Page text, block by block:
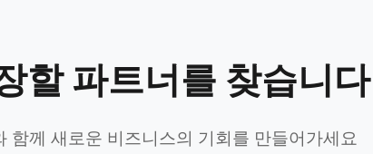
할 파트너를 찾습니다
함께 새로운 비즈니스의 기회를 만들어가세요